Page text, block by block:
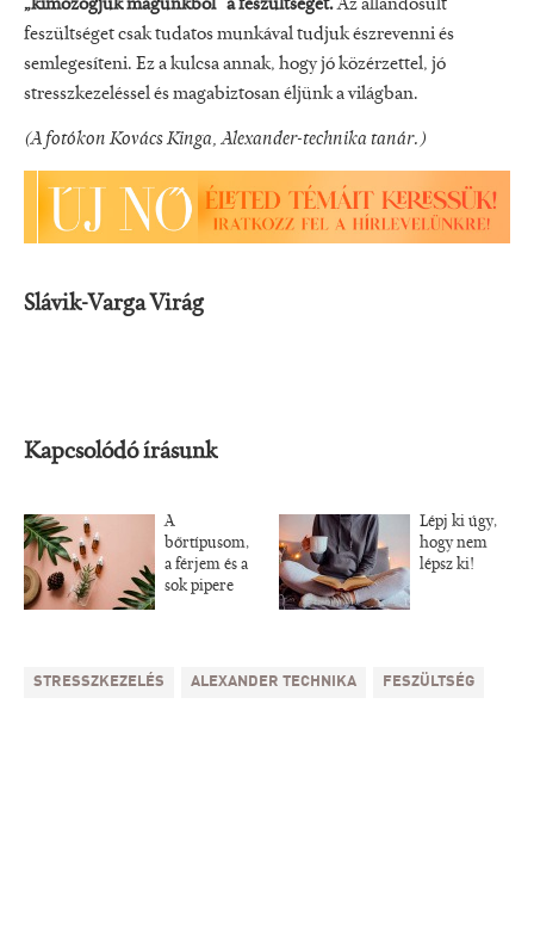
„kimozogjuk magunkból” a feszültséget.Az állandósult
feszültséget csak tudatos munkával tudjuk észrevenni és
semlegesíteni. Ez a kulcsa annak, hogy jó közérzettel, jó
stresszkezeléssel és magabiztosan éljünk a világban.
(A fotókon Kovács Kinga, Alexander-technika tanár.)
Slávik-Varga Virág
Kapcsolódó írásunk
A
bőrtípusom,
a férjem és a
sok pipere
Lépj ki úgy,
hogy nem
lépsz ki!
STRESSZKEZELÉS ALEXANDER TECHNIKA FESZÜLTSÉG